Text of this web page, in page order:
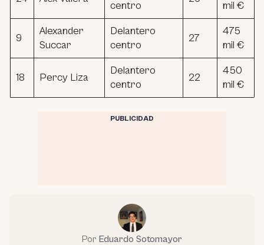
centro
mil €
9
Alexander
Succar
Delantero
centro
27
475
mil €
18 Percy Liza
Delantero
centro
22
450
mil €
PUBLICIDAD
Por Eduardo Sotomayor